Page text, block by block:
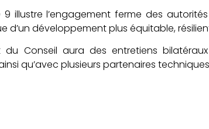
illustre l’engagement ferme des
d’un développement plus équitable,
du Conseil aura des entretiens
qu’avec plusieurs partenaires